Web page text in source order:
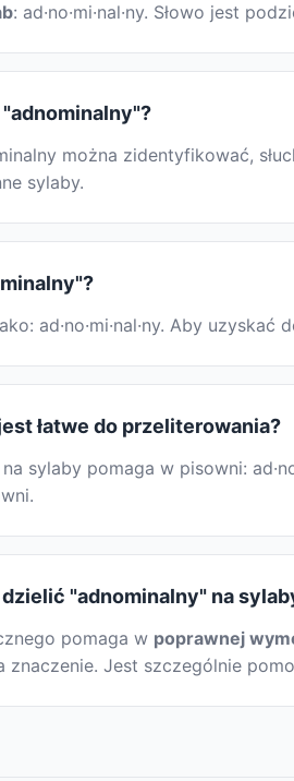
: ad·no·mi·nal·ny. Słowo jest
można zidentyfikować,
sylaby.
ad·no·mi·nal·ny. Aby
łatwe do przeliterowania?
sylaby pomaga w pisowni:
"adnominalny" na
pomaga w poprawnej
znaczenie. Jest szczególnie